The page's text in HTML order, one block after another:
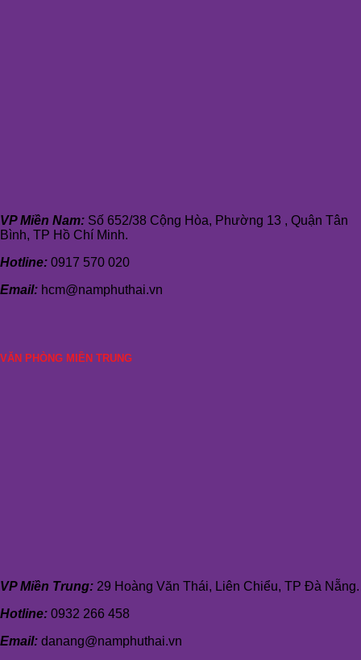
VP Miền Nam: Số 652/38 Cộng Hòa, Phường 13 , Quận Tân
Bình, TP Hồ Chí Minh.
Hotline: 0917 570 020
Email: hcm@namphuthai.vn
VĂN PHÒNG MIỀN TRUNG
VP Miền Trung: 29 Hoàng Văn Thái, Liên Chiểu, TP Đà Nẵng.
Hotline: 0932 266 458
Email: danang@namphuthai.vn